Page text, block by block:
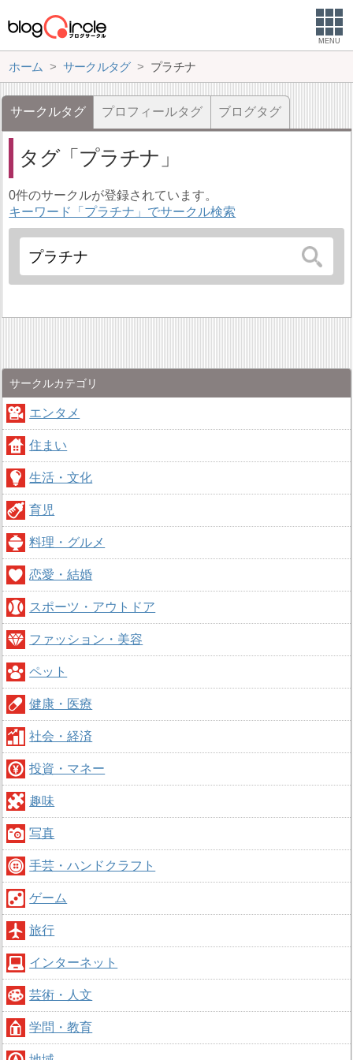
MENU
ホーム サークルタグ プラチナ
サークルタグ プロフィールタグ ブログタグ
タグ プラチナ
0件のサークルが登録されています。
キーワード「プラチナ」でサークル検索
サークルカテゴリ
エンタメ
住まい
生活・文化
育児
料理・グルメ
恋愛・結婚
スポーツ・アウトドア
ファッション・美容
ペット
健康・医療
社会・経済
投資・マネー
趣味
写真
手芸・ハンドクラフト
ゲーム
旅行
インターネット
芸術・人文
学問・教育